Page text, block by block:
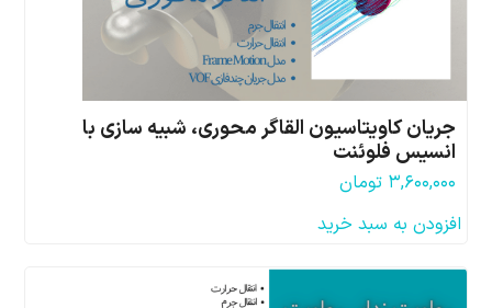
جریان کاویتاسیون القاگر محوری، شبیه سازی با
انسیس فلوئنت
۳,۶۰۰,۰۰۰ تومان
افزودن به سبد خرید